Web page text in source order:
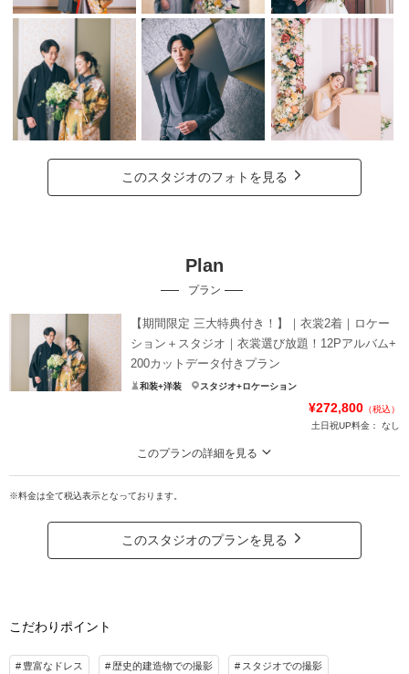
このスタジオのフォトを見る
Plan
プラン
【期間限定 三大特典付き！】｜衣裳2着｜ロケー
ション＋スタジオ｜衣裳選び放題！12Pアルバム+
200カットデータ付きプラン
和装+洋装 スタジオ+ロケーション
¥272,800 （税込）
土日祝UP料金：
なし
このプランの詳細を見る
ロケーション＆スタジオ撮影プラン＋12Pアルバム+全カットデータ（200カッ
ト）
ロケーション撮影の後にスタジオでも撮影をさせて頂きます！12Pのアルバム
が付くプランとなり、衣裳は２着含まれています。スタジオとロケーションで
撮影料
着付け ヘアメイク 小物一式
※料金は全て税込表示となっております。
このスタジオのプランを見る
こだわりポイント
豊富なドレス 歴史的建造物での撮影 スタジオでの撮影